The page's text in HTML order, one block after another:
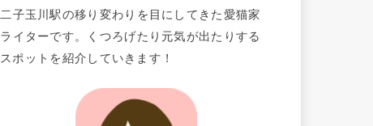
二子玉川駅の移り変わりを目にしてきた愛猫家
ライターです。くつろげたり元気が出たりする
スポットを紹介していきます！